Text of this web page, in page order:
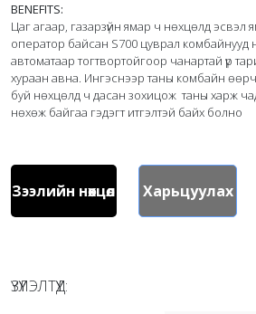
BENEFITS:
Цаг агаар, газарзүйн ямар ч нөхцөлд эсвэл
оператор байсан S700 цуврал комбайнууд
автоматаар тогтвортойгоор чанартай үр
хураан авна. Ингэснээр таны комбайн
буй нөхцөлд ч дасан зохицож  таны харж
нөхөж байгаа гэдэгт итгэлтэй байх болно
Зээлийн нөхцөл Харьцуулах
ҮЗҮҮЛЭЛТҮҮД: